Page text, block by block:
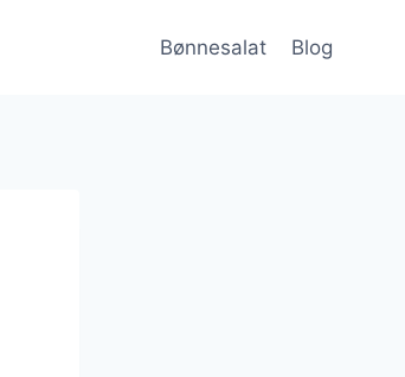
Bønnesalat Blog